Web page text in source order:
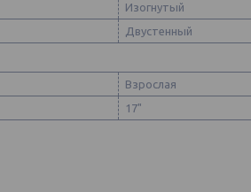
Изогнутый
Двустенный
Взрослая
17"